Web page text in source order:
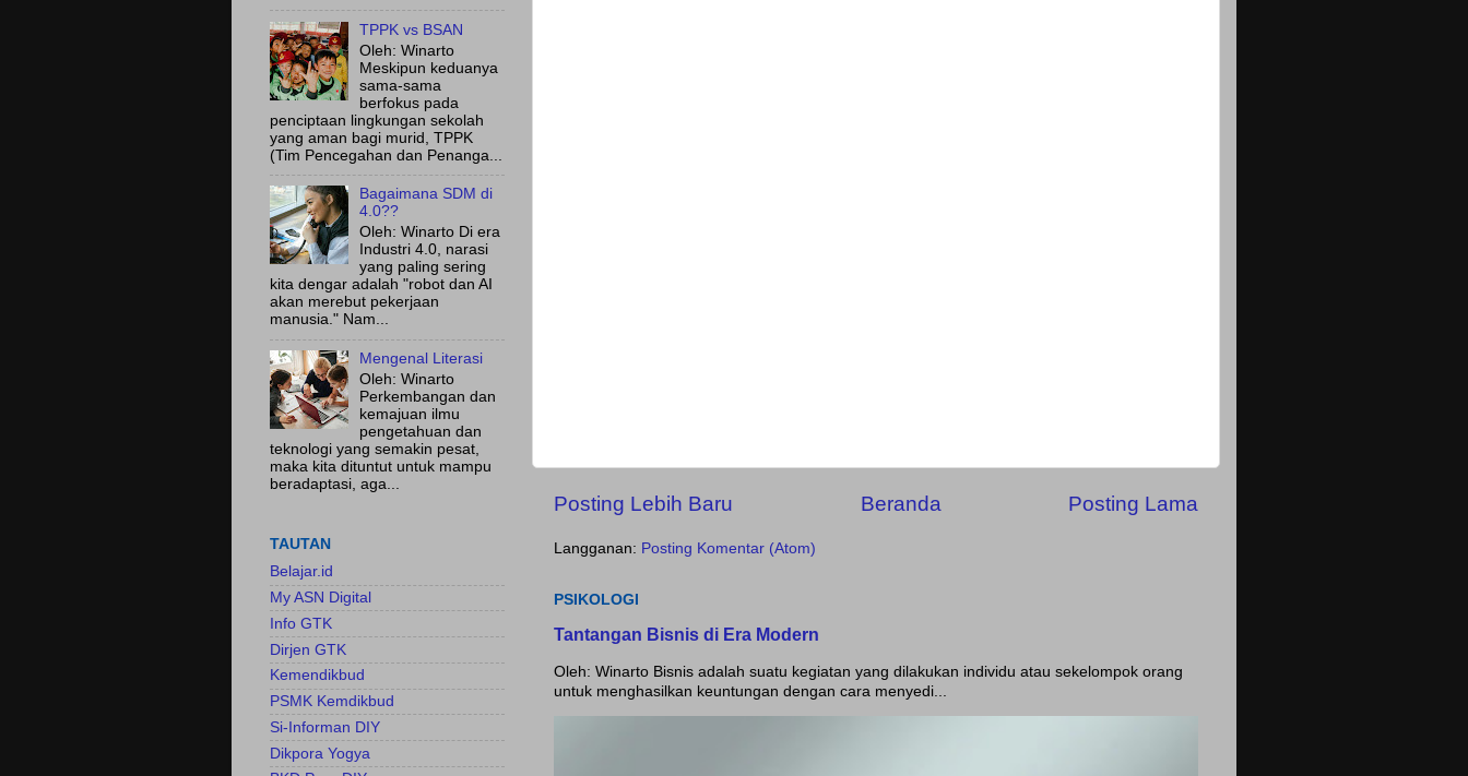
Posting Lebih Baru Posting Lama
Beranda
Langganan: Posting Komentar (Atom)
PSIKOLOGI
Tantangan Bisnis di Era Modern
Oleh: Winarto Bisnis adalah suatu kegiatan yang dilakukan individu atau sekelompok orang
untuk menghasilkan keuntungan dengan cara menyedi...
TPPK vs BSAN
Oleh: Winarto
Meskipun keduanya
sama-sama
berfokus pada
penciptaan lingkungan sekolah
yang aman bagi murid, TPPK
(Tim Pencegahan dan Penanga...
Bagaimana SDM di
4.0??
Oleh: Winarto Di era
Industri 4.0, narasi
yang paling sering
kita dengar adalah "robot dan AI
akan merebut pekerjaan
manusia." Nam...
Mengenal Literasi
Oleh: Winarto
Perkembangan dan
kemajuan ilmu
pengetahuan dan
teknologi yang semakin pesat,
maka kita dituntut untuk mampu
beradaptasi, aga...
TAUTAN
Belajar.id
My ASN Digital
Info GTK
Dirjen GTK
Kemendikbud
PSMK Kemdikbud
Si-Informan DIY
Dikpora Yogya